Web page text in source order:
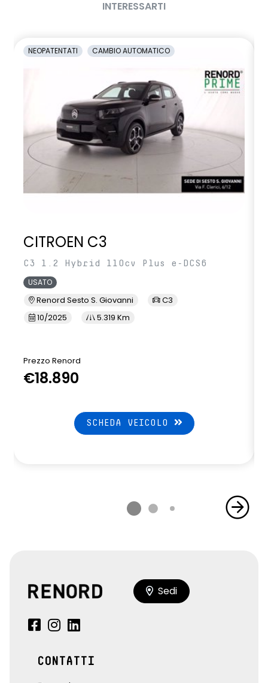
INTERESSARTI
NEOPATENTATI CAMBIO AUTOMATICO
CITROEN C3
C3 1.2 Hybrid 110cv Plus e-DCS6
USATO
Renord Sesto S. Giovanni
C3
10/2025
5.319 Km
Prezzo Renord
€18.890
SCHEDA VEICOLO
Sedi
CONTATTI